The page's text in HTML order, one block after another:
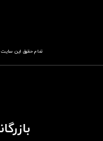
تمام حقوق این